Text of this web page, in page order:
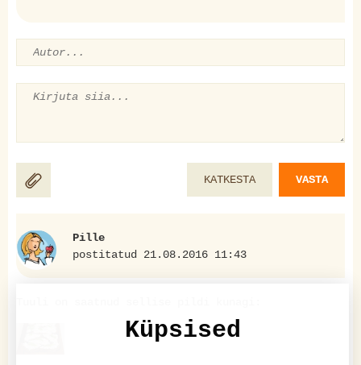
KATKESTA VASTA
Pille
postitatud 21.08.2016 11:43
Küpsised